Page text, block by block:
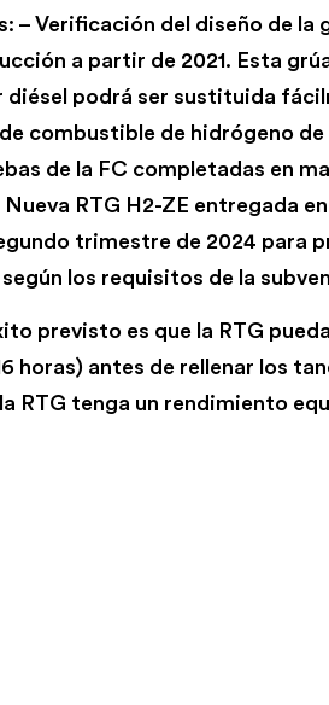
– Verificación del diseño de la
a partir de 2021. Esta
diésel podrá ser sustituida
combustible de hidrógeno
de la FC completadas en
Nueva RTG H2-ZE entregada
trimestre de 2024 para
los requisitos de la
previsto es que la RTG
horas) antes de rellenar los
RTG tenga un rendimiento